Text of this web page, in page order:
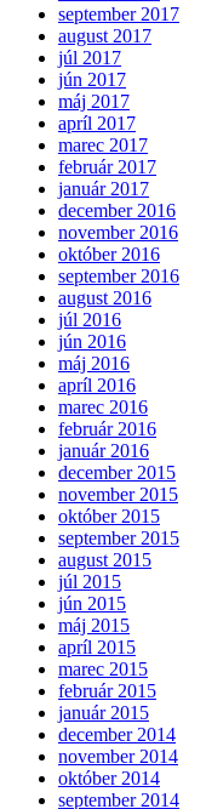
september 2017
august 2017
júl 2017
jún 2017
máj 2017
apríl 2017
marec 2017
február 2017
január 2017
december 2016
november 2016
október 2016
september 2016
august 2016
júl 2016
jún 2016
máj 2016
apríl 2016
marec 2016
február 2016
január 2016
december 2015
november 2015
október 2015
september 2015
august 2015
júl 2015
jún 2015
máj 2015
apríl 2015
marec 2015
február 2015
január 2015
december 2014
november 2014
október 2014
september 2014